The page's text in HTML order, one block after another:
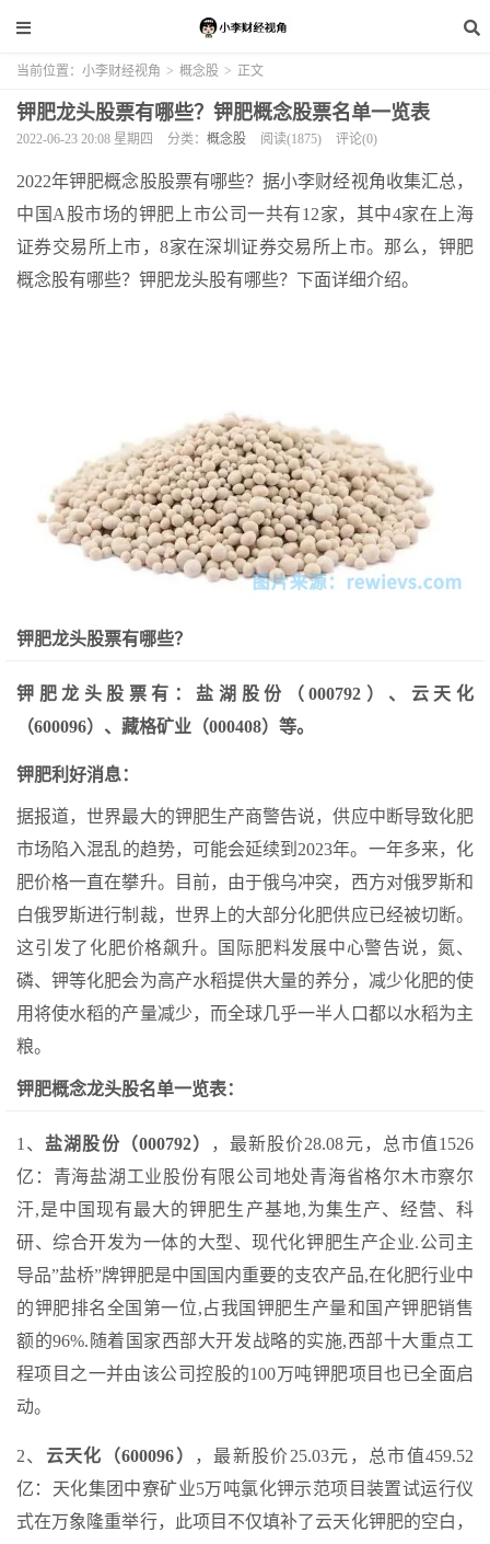
当前位置： 小李财经视角 > 概念股 > 正文
钾肥龙头股票有哪些？钾肥概念股票名单一览表
2022-06-23 20:08 星期四 分类： 概念股 阅读(1875) 评论(0)
2022年钾肥概念股股票有哪些？据小李财经视角收集汇总，
中国A股市场的钾肥上市公司一共有12家，其中4家在上海
证券交易所上市，8家在深圳证券交易所上市。那么，钾肥
概念股有哪些？钾肥龙头股有哪些？下面详细介绍。
钾肥龙头股票有哪些？
钾肥龙头股票有：盐湖股份（000792）、云天化
（600096）、藏格矿业（000408）等。
钾肥利好消息：
据报道，世界最大的钾肥生产商警告说，供应中断导致化肥
市场陷入混乱的趋势，可能会延续到2023年。一年多来，化
肥价格一直在攀升。目前，由于俄乌冲突，西方对俄罗斯和
白俄罗斯进行制裁，世界上的大部分化肥供应已经被切断。
这引发了化肥价格飙升。国际肥料发展中心警告说，氮、
磷、钾等化肥会为高产水稻提供大量的养分，减少化肥的使
用将使水稻的产量减少，而全球几乎一半人口都以水稻为主
粮。
钾肥概念龙头股名单一览表：
1、 盐湖股份（000792）
，最新股价28.08元，总市值1526
亿：青海盐湖工业股份有限公司地处青海省格尔木市察尔
汗,是中国现有最大的钾肥生产基地,为集生产、经营、科
研、综合开发为一体的大型、现代化钾肥生产企业.公司主
导品”盐桥”牌钾肥是中国国内重要的支农产品,在化肥行业中
的钾肥排名全国第一位,占我国钾肥生产量和国产钾肥销售
额的96%.随着国家西部大开发战略的实施,西部十大重点工
程项目之一并由该公司控股的100万吨钾肥项目也已全面启
动。
2、 云天化（600096）
，最新股价25.03元，总市值459.52
亿：天化集团中寮矿业5万吨氯化钾示范项目装置试运行仪
式在万象隆重举行，此项目不仅填补了云天化钾肥的空白，